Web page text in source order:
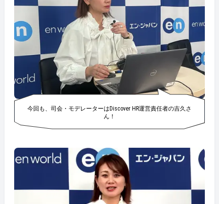
今回も、司会・モデレーターはDiscover HR運営責任者の吉久さ
ん！